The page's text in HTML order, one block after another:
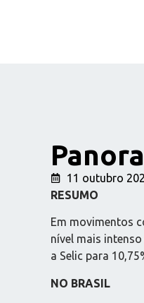
11 outubro
RESUMO
Em movimentos
nível mais
a Selic para
NO BRASIL